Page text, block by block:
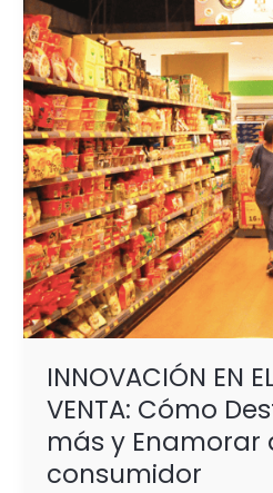
INNOVACIÓN EN
VENTA: Cómo
más y Enamorar
consumidor
DE
VENTA:
Cómo
Destacar,
Vender
más
y
Enamorar
al
consumidor